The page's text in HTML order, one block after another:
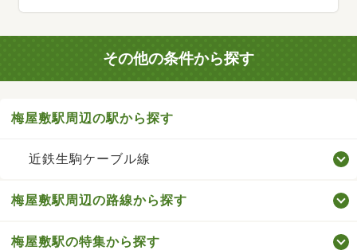
その他の条件から探す
梅屋敷駅周辺の駅から探す
近鉄生駒ケーブル線
梅屋敷駅周辺の路線から探す
梅屋敷駅の特集から探す